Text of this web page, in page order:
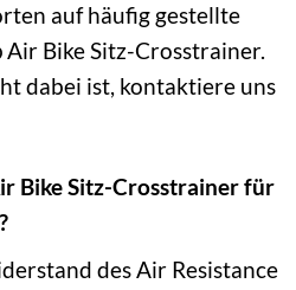
auf häufig gestellte
Bike Sitz-Crosstrainer.
dabei ist, kontaktiere uns
Bike Sitz-Crosstrainer für
des Air Resistance